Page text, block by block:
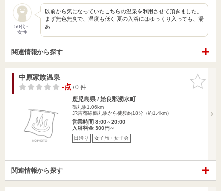
50代～
女性
以前から気になっていたこちらの温泉を利用させて頂きました。
まず無色無臭で、温度も低く 夏の入浴にはゆっくり入っても、湯
あ…
関連情報から探す
お気に入
りに追加
中原家族温泉
-点/ 0 件
鹿児島県 / 姶良郡湧水町
鶴丸駅1.06km
JR吉都線鶴丸駅から徒歩約18分（約1.4km）
営業時間 8:00～20:00
入浴料金 300円～
日帰り 女子旅・女子会
関連情報から探す